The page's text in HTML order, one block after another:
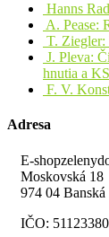
Hanns
A. Pease:
T.
J. Pleva:
hnutia a
F. V.
Adresa
E-
Moskovská 18
974 04
IČO: 51123380